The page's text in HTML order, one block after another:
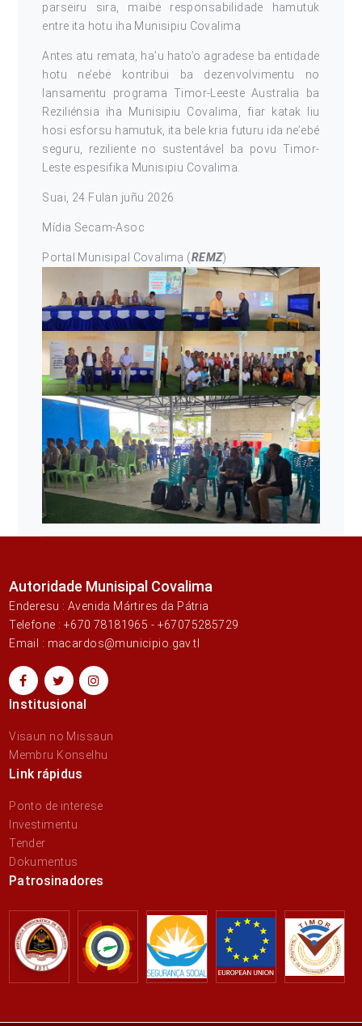
parseiru sira, maibė responsabilidade hamutuk
entre ita hotu iha Munisipiu Covalima
Antes atu remata, ha’u hato’o agradese ba entidade
hotu ne’ebė kontribui ba dezenvolvimentu no
lansamentu programa Timor-Leeste Australia ba
Reziliénsia iha Munisipiu Covalima, fiar katak liu
hosi esforsu hamutuk, ita bele kria futuru ida ne’ebé
seguru, reziliente no sustentável ba povu Timor-
Leste espesifika Munisipiu Covalima.
Suai, 24 Fulan juñu 2026
Mídia Secam-Asoc
Portal Munisipal Covalima (REMZ)
Autoridade Munisipal Covalima
Enderesu : Avenida Mártires da Pátria
Telefone : +670 78181965 - +67075285729
Email : macardos@municipio.gav.tl
Institusional
Visaun no Missaun
Membru Konselhu
Link rápidus
Ponto de interese
Investimentu
Tender
Dokumentus
Patrosinadores